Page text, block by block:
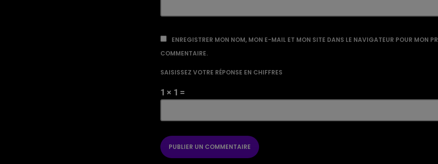
ENREGISTRER MON NOM, MON E-MAIL ET MON SITE DANS LE NAVIGATEUR POUR MON
COMMENTAIRE.
SAISISSEZ VOTRE RÉPONSE EN CHIFFRES
1 × 1 =